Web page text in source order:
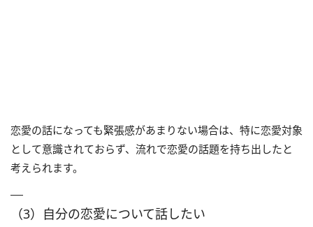
恋愛の話になっても緊張感があまりない場合は、特に恋愛対象
として意識されておらず、流れで恋愛の話題を持ち出したと
考えられます。
（3）自分の恋愛について話したい